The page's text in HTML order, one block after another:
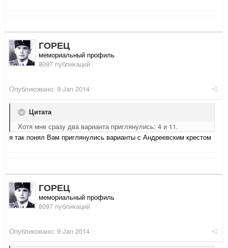
ГОРЕЦ
мемориальный профиль
8097 публикаций
Опубликовано: 9 Jan 2014
Цитата
Хотя мне сразу два варианта приглянулись: 4 и 11.
я так понял Вам приглянулись варианты с Андреевским крестом
ГОРЕЦ
мемориальный профиль
8097 публикаций
Опубликовано: 9 Jan 2014